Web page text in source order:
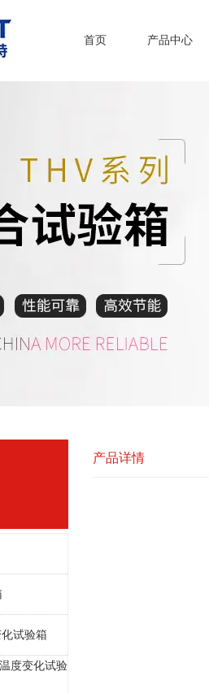
首页 产品中心
试验箱
度变化试验
产品详情